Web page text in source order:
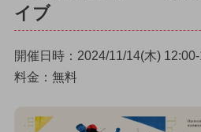
イブ
開催日時：2024/11/14(木)
料金：無料